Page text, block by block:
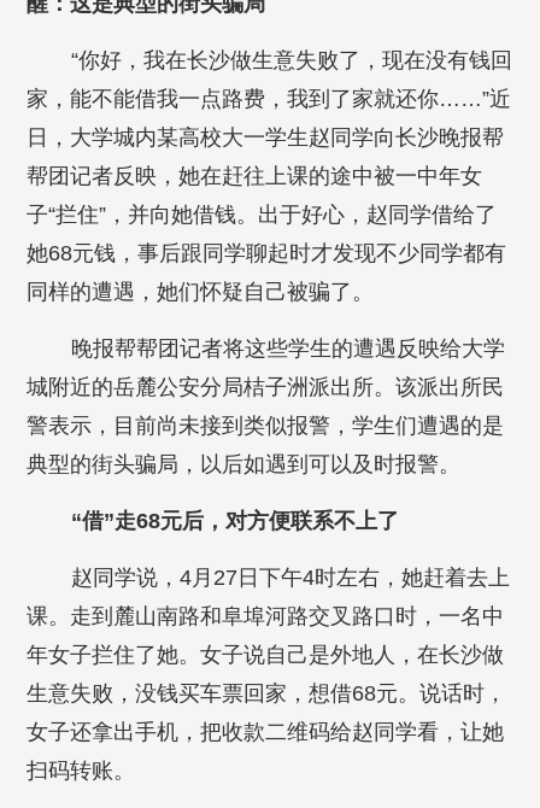
“你好，我在长沙做生意失败了，现在没有钱回
家，能不能借我一点路费，我到了家就还你……”近
日，大学城内某高校大一学生赵同学向长沙晚报帮
帮团记者反映，她在赶往上课的途中被一中年女
子“拦住”，并向她借钱。出于好心，赵同学借给了
她68元钱，事后跟同学聊起时才发现不少同学都有
同样的遭遇，她们怀疑自己被骗了。
晚报帮帮团记者将这些学生的遭遇反映给大学
城附近的岳麓公安分局桔子洲派出所。该派出所民
警表示，目前尚未接到类似报警，学生们遭遇的是
典型的街头骗局，以后如遇到可以及时报警。
“借”走68元后，对方便联系不上了
赵同学说，4月27日下午4时左右，她赶着去上
课。走到麓山南路和阜埠河路交叉路口时，一名中
年女子拦住了她。女子说自己是外地人，在长沙做
生意失败，没钱买车票回家，想借68元。说话时，
女子还拿出手机，把收款二维码给赵同学看，让她
扫码转账。